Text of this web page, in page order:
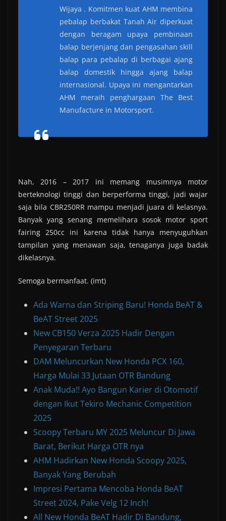
Wijaya . Komitmen kuat AHM membina
pebalap berbakat Tanah Air diperkuat
dengan beragam upaya pembinaan
balap berjenjang dan pengasahan skill
balap para pebalap di berbagai ajang
balap domestik hingga ajang balap
internasional. Upaya ini mengantarkan
AHM meraih penghargaan The Best
Manufacture in Motorsport.
Nah, 2016 – 2017 ini memang musimnya motor
berteknologi tinggi dan berperforma tinggi, jadi wajar
saja bila CBR250RR mampu menjadi juara di kelasnya.
Banyak yang senang memelihara sosok motor sport
fairing 250cc ini karena tidak hanya menyuguhkan
tampilan yang menawan saja, tenaganya juga badak
dikelasnya.
Semoga bermanfaat. (imt)
Ada Warna dan Striping Baru! Honda BeAT &
BeAT Street 2025
New CB150 Verza 2025 Hadir Dengan
Penyegaran Terbaru
DAM Meluncurkan New Honda PCX 160,
Harga Mulai 33 Jutaan OTR Bandung
Anak Muda!! Ayo Bangun Karier di Otomotif
dengan Ikut Tekiro Mechanic Competition
2025
Scoopy Terbaru MY 2025 Meluncur Di Jawa
Barat, Berikut Harga OTR nya
AHM Hadirkan New Honda Scoopy 2025,
Banyak Yang Berubah
Impresi Pertama Mencoba Honda BeAT
Street 2024, Pake Velg 12 Inch!
All New Honda BeAT Hadir Di Bandung,